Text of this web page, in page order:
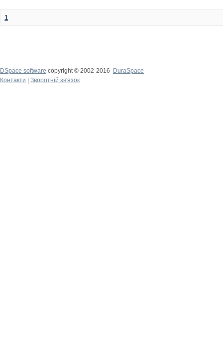
1
DSpace software copyright © 2002-2016
DuraSpace
Контакти
Зворотній зв'язок